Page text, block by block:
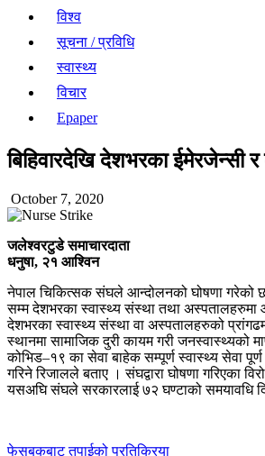
विश्व
सूचना / प्रविधि
स्वास्थ्य
विचार
Epaper
बिहिवारदेखि देशभरका ईमेरजेन्सी
October 7, 2020
जलेश्वरटुडे समाचारदाता
धनुषा, २१ आश्विन
नेपाल चिकित्सक संघले आन्दोलनको घोषणा गरेको छ
सम्म देशभरका स्वास्थ्य संस्था तथा अस्पतालहरुमा
देशभरका स्वास्थ्य संस्था वा अस्पतालहरुको
स्थानमा सामाजिक दुरी कायम गरी
कोभिड–१९ का सेवा बाहेक सम्पूर्ण स्वास्थ्य सेवा
गरिने रिजालले बताए । संघद्वारा घोषणा गरिएका
यसअघि संघले सरकारलाई ७२ घण्टाको समयावधि
फेसबुकबाट तपाईको प्रतिक्रिया